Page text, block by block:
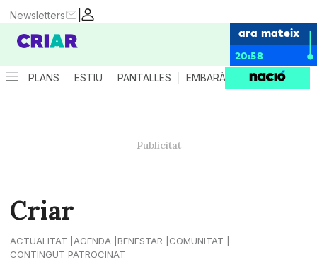
|
Newsletters
ara mateix
20:58
PLANS ESTIU PANTALLES EMBARÀS CRIANÇA
Criar
ACTUALITAT AGENDA BENESTAR
COMUNITAT
CONTINGUT PATROCINAT